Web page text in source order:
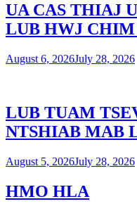
UA CAS THIAJ
LUB HWJ
August 6, 2026July 28, 2026
LUB TUAM
NTSHIAB MAB
August 5, 2026July 28, 2026
HMO HLA